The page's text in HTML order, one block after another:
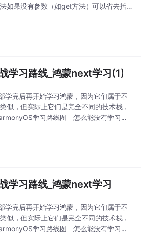
如果没有参数（如get方法）可以省去括
学习路线_鸿蒙next学习(1)
学完后再开始学习鸿蒙，因为它们属于不
似，但实际上它们是完全不同的技术栈，
学习路线图，怎么能没有学习资
学习路线_鸿蒙next学习
学完后再开始学习鸿蒙，因为它们属于不
似，但实际上它们是完全不同的技术栈，
学习路线图，怎么能没有学习资